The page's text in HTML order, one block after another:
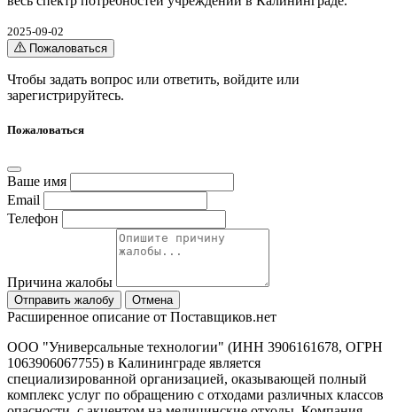
2025-09-02
Пожаловаться
Чтобы задать вопрос или ответить, войдите или
зарегистрируйтесь.
Пожаловаться
Ваше имя
Email
Телефон
Причина жалобы
Отправить жалобу Отмена
Расширенное описание от Поставщиков.нет
ООО "Универсальные технологии" (ИНН 3906161678, ОГРН
1063906067755) в Калининграде является
специализированной организацией, оказывающей полный
комплекс услуг по обращению с отходами различных классов